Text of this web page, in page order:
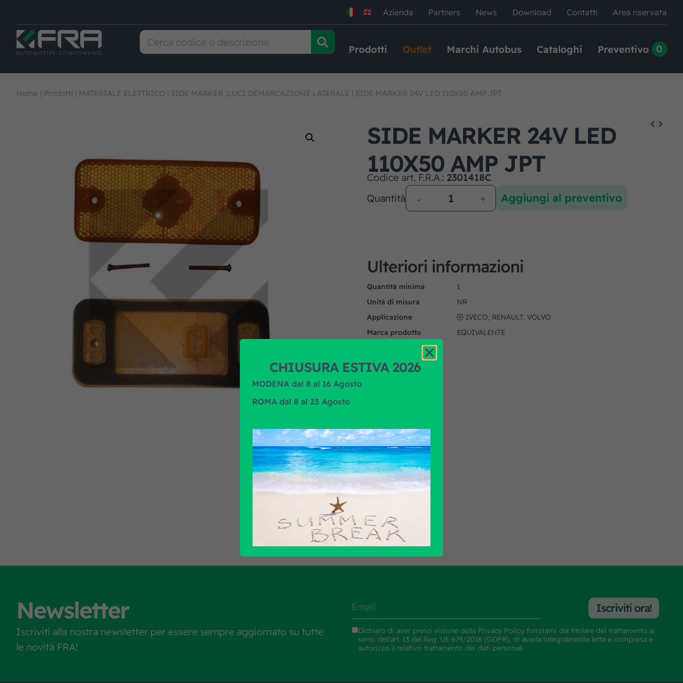
Azienda Partners News Download Contatti Area riservata
Prodotti Outlet Marchi Autobus Cataloghi Preventivo 0
Home | Prodotti | MATERIALE ELETTRICO | SIDE MARKER ,LUCI DEMARCAZIONE LATERALE | SIDE MARKER 24V LED 110X50 AMP JPT
SIDE MARKER 24V LED
110X50 AMP JPT
Codice art. F.R.A.: 2301418C
Quantità
Aggiungi al preventivo
Ulteriori informazioni
Quantità minima
1
Unità di misura
NR
Applicazione
IVECO, RENAULT, VOLVO
Marca prodotto
EQUIVALENTE
Scopri tutti i prodotti
Newsletter
Iscriviti alla nostra newsletter per essere sempre aggiornato su tutte
le novità FRA!
Dichiaro di aver preso visione della Privacy Policy fornitami dal titolare del trattamento ai
sensi dell’art. 13 del Reg. UE 679/2016 (GDPR), di averla integralmente letta e compresa e
autorizzo il relativo trattamento dei dati personali.
Iscriviti ora!
CHIUSURA ESTIVA 2026
MODENA dal 8 al 16 Agosto
ROMA dal 8 al 23 Agosto